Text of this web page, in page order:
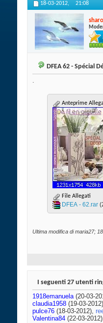
18-03-2012, 21:08
DFEA 62 - Spécial
.
Anteprime
File Allegati
DFEA - 62.rar‎
Ultima modifica di maria27;
I seguenti 27 utenti
1918emanuela(20-03-
claudia1958 (19-03-
pulce76 (18-03-2012),
Valentina84 (22-03-